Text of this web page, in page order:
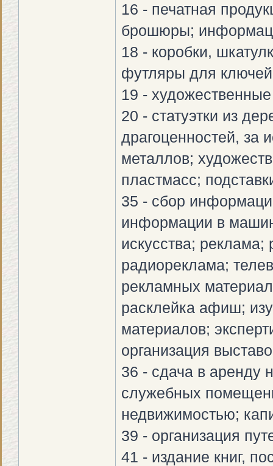
16 - печатная
брошюры;
18 - коробки,
футляры для
19 -
20 - статуэтки из
драгоценностей, за
металлов;
пластмасс;
35 - сбор
информации в
искусства;
радиореклама;
рекламных
расклейка афиш;
материалов;
организация
36 - сдача в аренду
служебных
недвижимостью;
39 - организация
41 - издание книг,